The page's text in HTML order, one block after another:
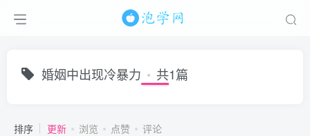
婚姻中出现冷暴力 共1篇
排序 更新 浏览 点赞 评论